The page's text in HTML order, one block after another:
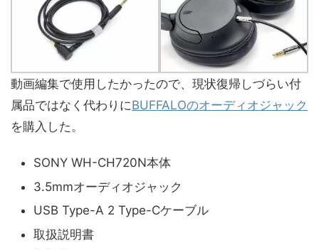
動画編集で使用したかったので、現状復帰しづらい付
属品ではなく代わりにBUFFALOのオーディオジャック
を購入した。
SONY WH-CH720N本体
3.5mmオーディオジャック
USB Type-A 2 Type-Cケーブル
取扱説明書